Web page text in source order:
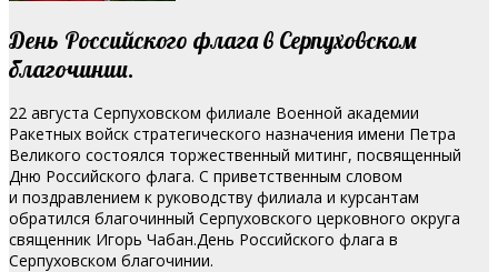
День Российского флага в Серпуховском
благочинии.
22 августа Серпуховском филиале Военной академии
Ракетных войск стратегического назначения имени Петра
Великого состоялся торжественный митинг, посвященный
Дню Российского флага. С приветственным словом
и поздравлением к руководству филиала и курсантам
обратился благочинный Серпуховского церковного округа
священник Игорь Чабан.День Российского флага в
Серпуховском благочинии.